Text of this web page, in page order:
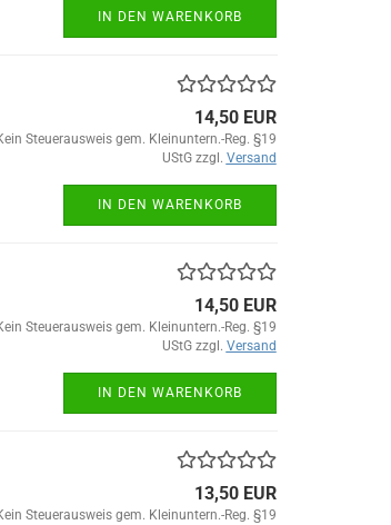
IN DEN WARENKORB
14,50 EUR
Steuerausweis gem. Kleinuntern.-Reg. §19
UStG zzgl. Versand
IN DEN WARENKORB
14,50 EUR
Steuerausweis gem. Kleinuntern.-Reg. §19
UStG zzgl. Versand
IN DEN WARENKORB
13,50 EUR
Steuerausweis gem. Kleinuntern.-Reg. §19